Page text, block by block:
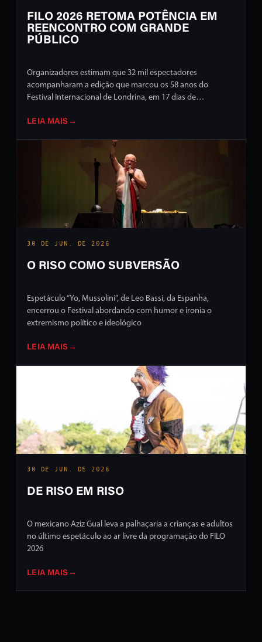
FILO 2026 RETOMA POTÊNCIA EM
REENCONTRO COM GRANDE
PÚBLICO
Organizadores estimam que 32 mil espectadores
acompanharam a edição que marcou os 58 anos do
Festival Internacional de Londrina, em 17 dias de
LEIA MAIS →
30 DE JUN. DE 2026
O RISO COMO SUBVERSÃO
Espetáculo “Yo, Mussolini”, de Leo Bassi, da Espanha,
encerrou o Festival abordando com humor e ironia o
extremismo político e ideológico
LEIA MAIS →
30 DE JUN. DE 2026
DE RISO EM RISO
O mexicano Aziz Gual leva a palhaçaria a crianças e adultos
no último espetáculo ao ar livre da programação do FILO
2026
LEIA MAIS →